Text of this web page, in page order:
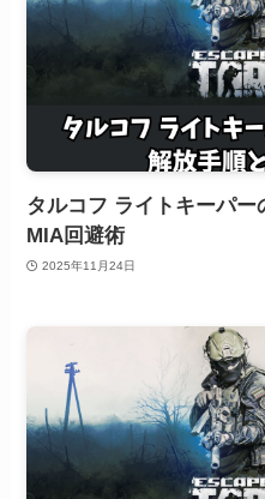
タルコフ ライトキーパー
MIA回避術
2025年11月24日